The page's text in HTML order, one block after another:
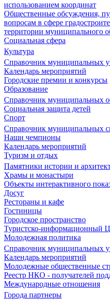
использованием координат
Общественные обсуждения,
вопросам в сфере
территории муниципального
Социальная сфера
Культура
Справочник муниципальных
Календарь мероприятий
Городские премии и конкурсы
Образование
Справочник муниципальных
Социальная защита детей
Спорт
Справочник муниципальных
Наши чемпионы
Календарь мероприятий
Туризм и отдых
Памятники истории и
Храмы и монастыри
Объекты интерактивного
Досуг
Рестораны и кафе
Гостиницы
Городское пространство
Туристско-информационный
Молодежная политика
Справочник муниципальных
Календарь мероприятий
Молодежные общественные
Реестр НКО - получателей
Международные отношения
Города партнеры